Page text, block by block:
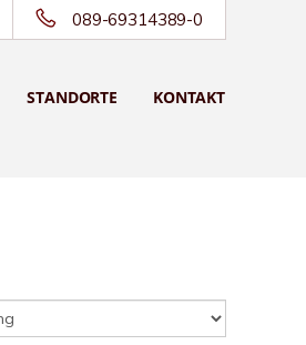
089-69314389-0
STANDORTE KONTAKT